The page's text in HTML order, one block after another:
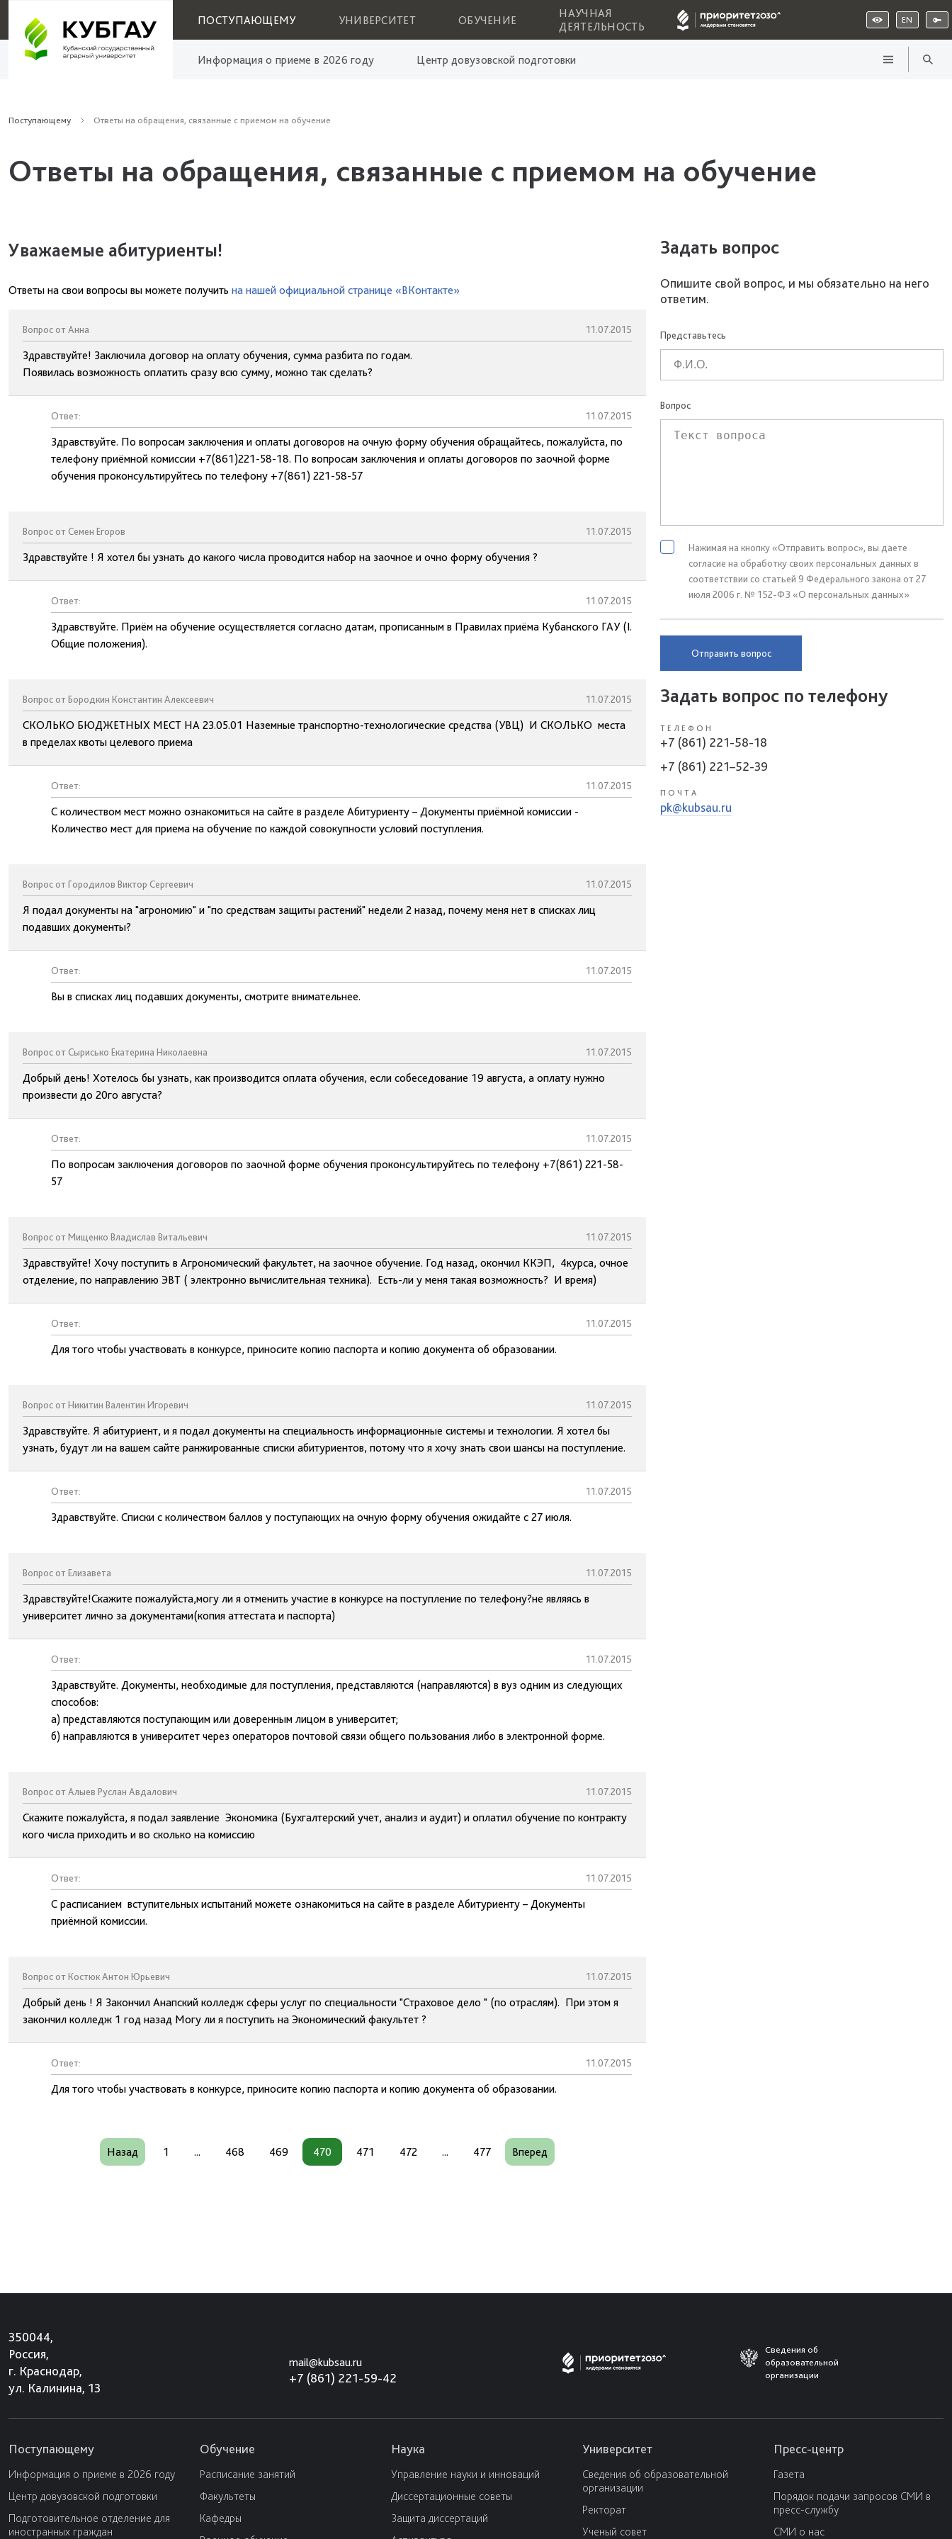
ПОСТУПАЮЩЕМУ УНИВЕРСИТЕТ ОБУЧЕНИЕ
НАУЧНАЯ
ДЕЯТЕЛЬНОСТЬ
EN
Информация о приеме в 2026 году Центр довузовской подготовки
Поступающему Ответы на обращения, связанные с приемом на обучение
Ответы на обращения, связанные с приемом на обучение
Уважаемые абитуриенты!
Ответы на свои вопросы вы можете получить на нашей официальной странице «ВКонтакте»
Вопрос от Анна 11.07.2015
Здравствуйте! Заключила договор на оплату обучения, сумма разбита по годам.
Появилась возможность оплатить сразу всю сумму, можно так сделать?
Ответ: 11.07.2015
Здравствуйте. По вопросам заключения и оплаты договоров на очную форму обучения обращайтесь, пожалуйста, по
телефону приёмной комиссии +7(861)221-58-18. По вопросам заключения и оплаты договоров по заочной форме
обучения проконсультируйтесь по телефону +7(861) 221-58-57
Вопрос от Семен Егоров 11.07.2015
Здравствуйте ! Я хотел бы узнать до какого числа проводится набор на заочное и очно форму обучения ?
Ответ: 11.07.2015
Здравствуйте. Приём на обучение осуществляется согласно датам, прописанным в Правилах приёма Кубанского ГАУ (I.
Общие положения).
Вопрос от Бородкин Константин Алексеевич 11.07.2015
СКОЛЬКО БЮДЖЕТНЫХ МЕСТ НА 23.05.01 Наземные транспортно-технологические средства (УВЦ) И СКОЛЬКО места
в пределах квоты целевого приема
Ответ: 11.07.2015
С количеством мест можно ознакомиться на сайте в разделе Абитуриенту – Документы приёмной комиссии -
Количество мест для приема на обучение по каждой совокупности условий поступления.
Вопрос от Городилов Виктор Сергеевич 11.07.2015
Я подал документы на "агрономию" и "по средствам защиты растений" недели 2 назад, почему меня нет в списках лиц
подавших документы?
Ответ: 11.07.2015
Вы в списках лиц подавших документы, смотрите внимательнее.
Вопрос от Сырисько Екатерина Николаевна 11.07.2015
Добрый день! Хотелось бы узнать, как производится оплата обучения, если собеседование 19 августа, а оплату нужно
произвести до 20го августа?
Ответ: 11.07.2015
По вопросам заключения договоров по заочной форме обучения проконсультируйтесь по телефону +7(861) 221-58-
57
Вопрос от Мищенко Владислав Витальевич 11.07.2015
Здравствуйте! Хочу поступить в Агрономический факультет, на заочное обучение. Год назад, окончил ККЭП, 4курса, очное
отделение, по направлению ЭВТ ( электронно вычислительная техника). Есть-ли у меня такая возможность? И время)
Ответ: 11.07.2015
Для того чтобы участвовать в конкурсе, приносите копию паспорта и копию документа об образовании.
Вопрос от Никитин Валентин Игоревич 11.07.2015
Здравствуйте. Я абитуриент, и я подал документы на специальность информационные системы и технологии. Я хотел бы
узнать, будут ли на вашем сайте ранжированные списки абитуриентов, потому что я хочу знать свои шансы на поступление.
Ответ: 11.07.2015
Здравствуйте. Списки с количеством баллов у поступающих на очную форму обучения ожидайте с 27 июля.
Вопрос от Елизавета 11.07.2015
Здравствуйте!Скажите пожалуйста,могу ли я отменить участие в конкурсе на поступление по телефону?не являясь в
университет лично за документами(копия аттестата и паспорта)
Ответ: 11.07.2015
Здравствуйте. Документы, необходимые для поступления, представляются (направляются) в вуз одним из следующих
способов:
а) представляются поступающим или доверенным лицом в университет;
б) направляются в университет через операторов почтовой связи общего пользования либо в электронной форме.
Вопрос от Алыев Руслан Авдалович 11.07.2015
Скажите пожалуйста, я подал заявление Экономика (Бухгалтерский учет, анализ и аудит) и оплатил обучение по контракту
кого числа приходить и во сколько на комиссию
Ответ: 11.07.2015
С расписанием вступительных испытаний можете ознакомиться на сайте в разделе Абитуриенту – Документы
приёмной комиссии.
Вопрос от Костюк Антон Юрьевич 11.07.2015
Добрый день ! Я Закончил Анапский колледж сферы услуг по специальности "Страховое дело " (по отраслям). При этом я
закончил колледж 1 год назад Могу ли я поступить на Экономический факультет ?
Ответ: 11.07.2015
Для того чтобы участвовать в конкурсе, приносите копию паспорта и копию документа об образовании.
Назад 1 ... 468 469 470 471 472 ... 477 Вперед
Задать вопрос
Опишите свой вопрос, и мы обязательно на него
ответим.
Представьтесь
Вопрос
Нажимая на кнопку «Отправить вопрос», вы даете
согласие на обработку своих персональных данных в
соответствии со статьей 9 Федерального закона от 27
июля 2006 г. № 152-ФЗ «О персональных данных»
Отправить вопрос
Задать вопрос по телефону
ТЕЛЕФОН
+7 (861) 221-58-18
+7 (861) 221–52-39
ПОЧТА
pk@kubsau.ru
350044,
Россия,
г. Краснодар,
ул. Калинина, 13
mail@kubsau.ru
+7 (861) 221-59-42
Сведения об
образовательной
организации
Поступающему
Информация о приеме в 2026 году
Центр довузовской подготовки
Подготовительное отделение для
иностранных граждан
Обучение
Расписание занятий
Факультеты
Кафедры
Наука
Управление науки и инноваций
Диссертационные советы
Защита диссертаций
Университет
Сведения об образовательной
организации
Ректорат
Ученый совет
Пресс-центр
Газета
Порядок подачи запросов СМИ в
пресс-службу
СМИ о нас